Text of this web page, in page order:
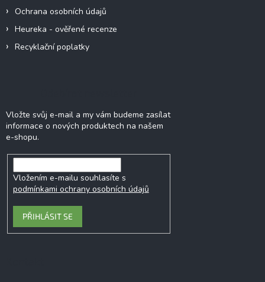
Ochrana osobních údajů
Heureka - ověřené recenze
Recyklační poplatky
Vložte svůj e-mail a my vám budeme zasílat
informace o nových produktech na našem
e-shopu.
Vložením e-mailu souhlasíte s
podmínkami ochrany osobních údajů
PŘIHLÁSIT SE